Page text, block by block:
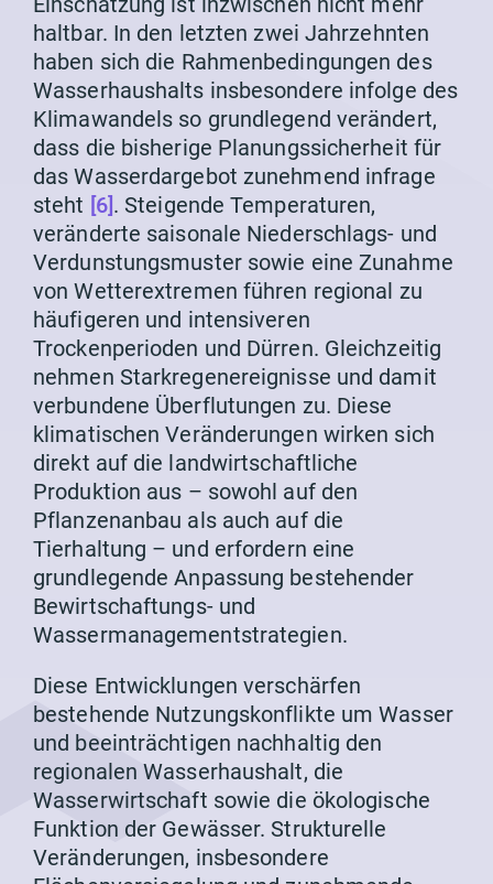
haltbar. In den letzten zwei Jahrzehnten
haben sich die Rahmenbedingungen des
Wasserhaushalts insbesondere infolge des
Klimawandels so grundlegend verändert,
dass die bisherige Planungssicherheit für
das Wasserdargebot zunehmend infrage
steht [6]. Steigende Temperaturen,
veränderte saisonale Niederschlags- und
Verdunstungsmuster sowie eine Zunahme
von Wetterextremen führen regional zu
häufigeren und intensiveren
Trockenperioden und Dürren. Gleichzeitig
nehmen Starkregenereignisse und damit
verbundene Überflutungen zu. Diese
klimatischen Veränderungen wirken sich
direkt auf die landwirtschaftliche
Produktion aus – sowohl auf den
Pflanzenanbau als auch auf die
Tierhaltung – und erfordern eine
grundlegende Anpassung bestehender
Bewirtschaftungs- und
Wassermanagementstrategien.
Diese Entwicklungen verschärfen
bestehende Nutzungskonflikte um Wasser
und beeinträchtigen nachhaltig den
regionalen Wasserhaushalt, die
Wasserwirtschaft sowie die ökologische
Funktion der Gewässer. Strukturelle
Veränderungen, insbesondere